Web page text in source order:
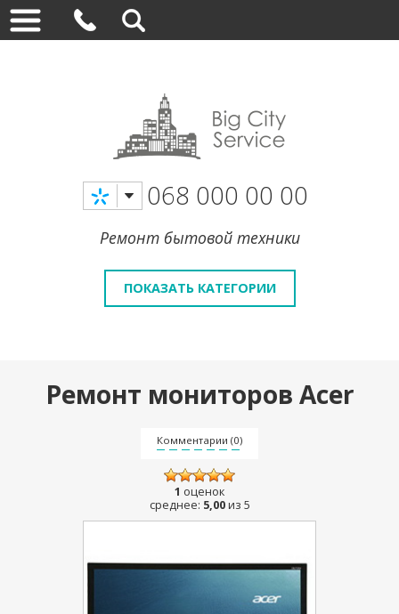
068 000 00 00
Ремонт бытовой техники
ПОКАЗАТЬ КАТЕГОРИИ
Ремонт мониторов Acer
Комментарии (0)
1 оценок
среднее: 5,00из 5